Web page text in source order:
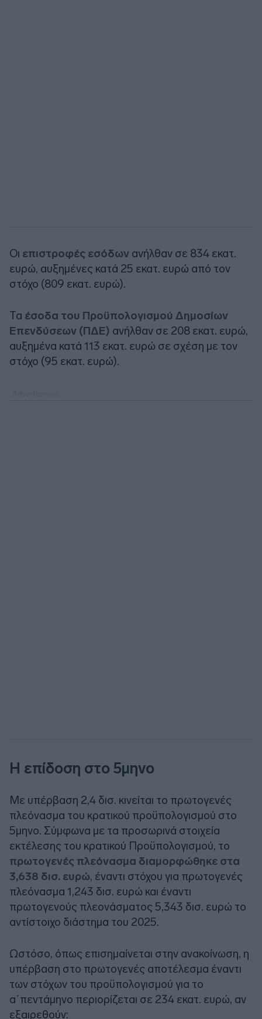
Οι επιστροφές εσόδων ανήλθαν σε 834 εκατ.
ευρώ, αυξημένες κατά 25 εκατ. ευρώ από τον
στόχο (809 εκατ. ευρώ).
Τα έσοδα του Προϋπολογισμού Δημοσίων
Επενδύσεων (ΠΔΕ) ανήλθαν σε 208 εκατ. ευρώ,
αυξημένα κατά 113 εκατ. ευρώ σε σχέση με τον
στόχο (95 εκατ. ευρώ).
Η επίδοση στο 5μηνο
Με υπέρβαση 2,4 δισ. κινείται το πρωτογενές
πλεόνασμα του κρατικού προϋπολογισμού στο
5μηνο. Σύμφωνα με τα προσωρινά στοιχεία
εκτέλεσης του κρατικού Προϋπολογισμού, το
πρωτογενές πλεόνασμα διαμορφώθηκε στα
3,638 δισ. ευρώ, έναντι στόχου για πρωτογενές
πλεόνασμα 1,243 δισ. ευρώ και έναντι
πρωτογενούς πλεονάσματος 5,343 δισ. ευρώ το
αντίστοιχο διάστημα του 2025.
Ωστόσο, όπως επισημαίνεται στην ανακοίνωση, η
υπέρβαση στο πρωτογενές αποτέλεσμα έναντι
των στόχων του προϋπολογισμού για το
α΄πεντάμηνο περιορίζεται σε 234 εκατ. ευρώ, αν
εξαιρεθούν: